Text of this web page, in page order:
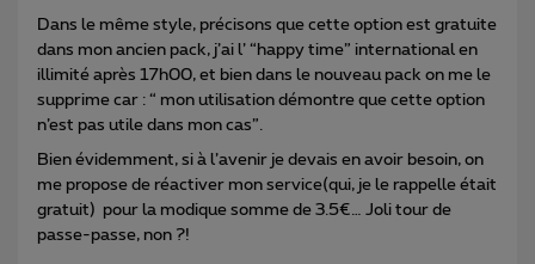
Dans le même style, précisons que cette option est gratuite
dans mon ancien pack, j’ai l’ “happy time” international en
illimité après 17h00, et bien dans le nouveau pack on me le
supprime car : “ mon utilisation démontre que cette option
n’est pas utile dans mon cas”.
Bien évidemment, si à l’avenir je devais en avoir besoin, on
me propose de réactiver mon service(qui, je le rappelle était
gratuit) pour la modique somme de 3.5€… Joli tour de
passe-passe, non ?!